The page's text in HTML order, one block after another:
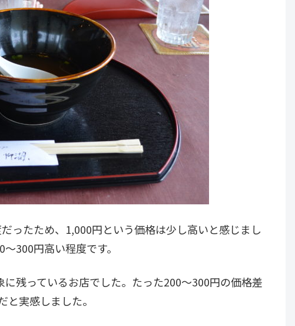
ったため、1,000円という価格は少し高いと感じまし
300円高い程度です。
残っているお店でした。たった200～300円の価格差
実感しました。